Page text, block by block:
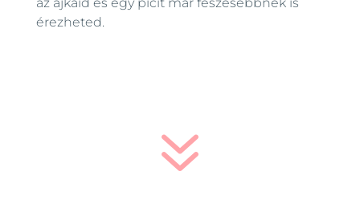
az ajkaid és egy picit már feszesebbnek is
érezheted.
7